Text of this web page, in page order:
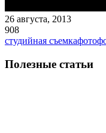
26 августа, 2013
908
студийная съемка
Полезные статьи